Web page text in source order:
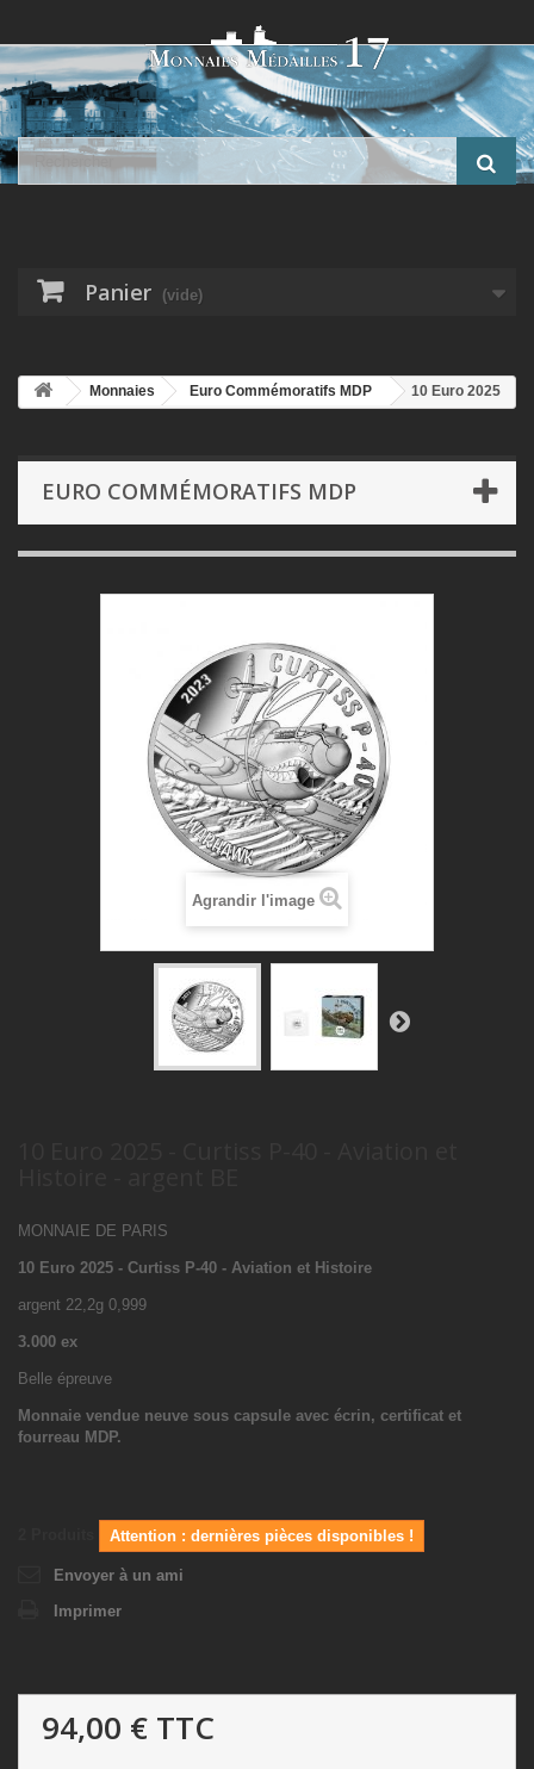
Panier (vide)
Monnaies Euro Commémoratifs MDP
10 Euro 2025
EURO COMMÉMORATIFS MDP
Agrandir l'image
MONNAIE DE PARIS
10 Euro 2025 - Curtiss P-40 - Aviation et Histoire
argent 22,2g 0,999
3.000 ex
Belle épreuve
Monnaie vendue neuve sous capsule avec écrin, certificat et
fourreau MDP.
Attention : dernières pièces disponibles !
Envoyer à un ami
Imprimer
94,00 € TTC